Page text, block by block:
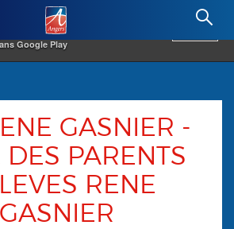
Google Play
Angers.fr : Retour à l'accueil
GASNIER -
DES PARENTS
RENE
GASNIER